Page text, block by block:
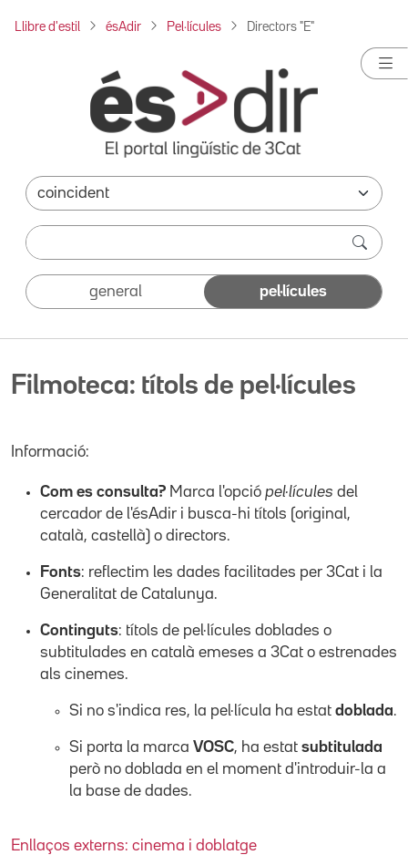
Llibre d'estil ésAdir Pel·lícules Directors "E"
general pel·lícules
Filmoteca: títols de pel·lícules
Informació:
Com es consulta? Marca l'opció pel·lícules del
cercador de l'ésAdir i busca-hi títols (original,
català, castellà) o directors.
Fonts: reflectim les dades facilitades per 3Cat i la
Generalitat de Catalunya.
Continguts: títols de pel·lícules doblades o
subtitulades en català emeses a 3Cat o estrenades
als cinemes.
Si no s'indica res, la pel·lícula ha estat doblada.
Si porta la marca VOSC, ha estat subtitulada
però no doblada en el moment d'introduir-la a
la base de dades.
Enllaços externs: cinema i doblatge